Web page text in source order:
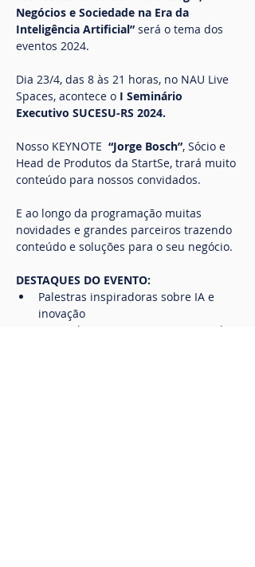
Negócios e Sociedade na Era da
Inteligência Artificial” será o tema dos
eventos 2024.
Dia 23/4, das 8 às 21 horas, no NAU Live
Spaces, acontece o I Seminário
Executivo SUCESU-RS 2024.
Nosso KEYNOTE “Jorge Bosch”, Sócio e
Head de Produtos da StartSe, trará muito
conteúdo para nossos convidados.
E ao longo da programação muitas
novidades e grandes parceiros trazendo
conteúdo e soluções para o seu negócio.
DESTAQUES DO EVENTO:
Palestras inspiradoras sobre IA e
inovação
Networking com CIOs e Gestores de